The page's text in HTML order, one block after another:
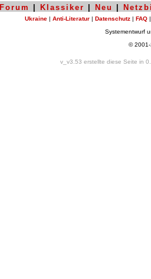
Forum Klassiker Neu
Ukraine | Anti-Literatur | Datenschutz | FAQ
Systementwurf
©
v_v3.53 erstellte diese Seite in